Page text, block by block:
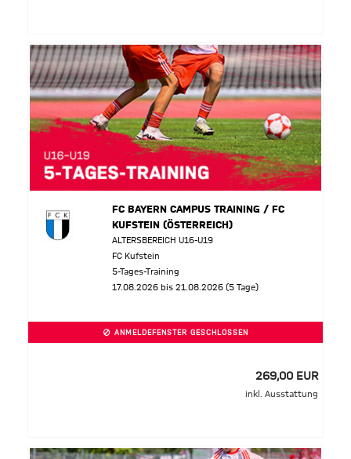
FC BAYERN CAMPUS TRAINING / FC
KUFSTEIN (ÖSTERREICH)
ALTERSBEREICH U16-U19
FC Kufstein
5-Tages-Training
17.08.2026 bis 21.08.2026 (5 Tage)
ANMELDEFENSTER GESCHLOSSEN
269,00 EUR
inkl. Ausstattung